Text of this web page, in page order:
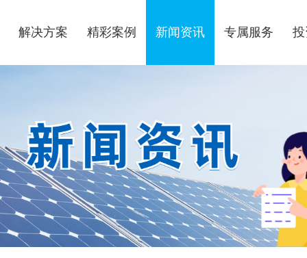
解决方案 精彩案例 新闻资讯 专属服务